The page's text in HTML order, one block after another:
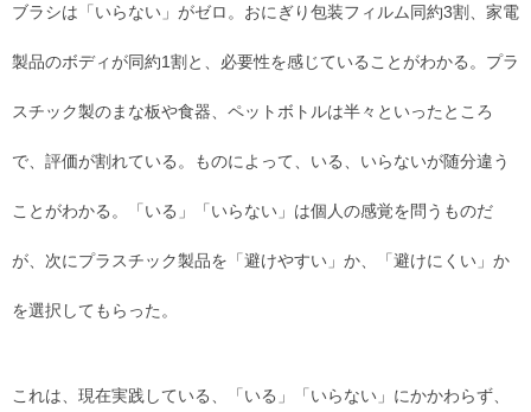
ブラシは「いらない」がゼロ。おにぎり包装フィルム同約3割、家電
製品のボディが同約1割と、必要性を感じていることがわかる。プラ
スチック製のまな板や食器、ペットボトルは半々といったところ
で、評価が割れている。ものによって、いる、いらないが随分違う
ことがわかる。「いる」「いらない」は個人の感覚を問うものだ
が、次にプラスチック製品を「避けやすい」か、「避けにくい」か
を選択してもらった。
これは、現在実践している、「いる」「いらない」にかかわらず、